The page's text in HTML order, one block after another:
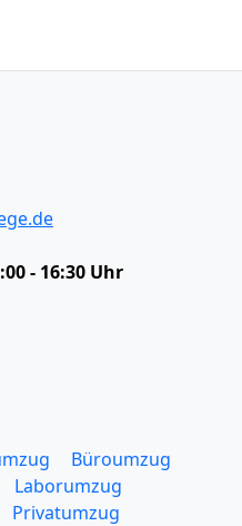
- 16:30 Uhr
Büroumzug
Laborumzug
Privatumzug